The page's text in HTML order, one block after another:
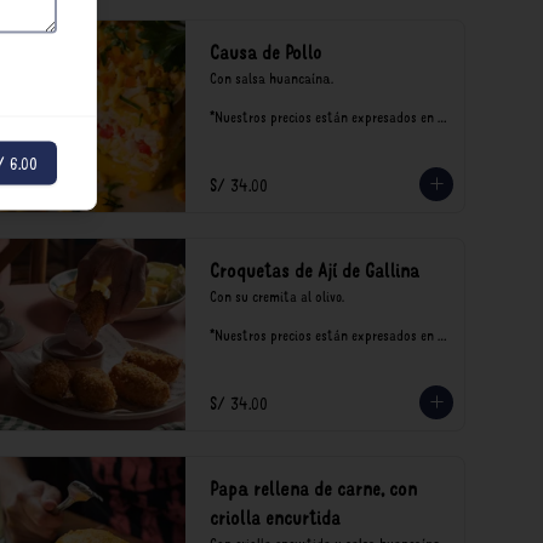
Causa de Pollo
Con salsa huancaína.
*Nuestros precios están expresados en
S/ 34.00
Croquetas de Ají de Gallina
Con su cremita al olivo.
*Nuestros precios están expresados en
S/ 34.00
Papa rellena de carne, con
criolla encurtida
6.00